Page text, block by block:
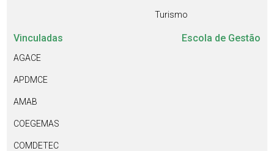
Turismo
Vinculadas
AGACE
APDMCE
AMAB
COEGEMAS
COMDETEC
Escola de Gestão